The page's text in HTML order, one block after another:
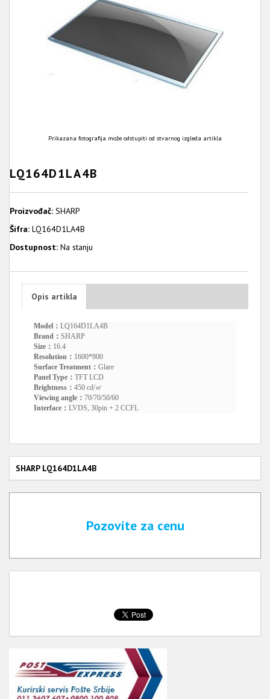
Prikazana fotografija može odstupiti od stvarnog izgleda artikla
LQ164D1LA4B
Proizvođač: SHARP
Šifra: LQ164D1LA4B
Dostupnost: Na stanju
Opis artikla
Model： LQ164D1LA4B
Brand： SHARP
Size： 16.4
Resolution： 1600*900
Surface Treatment： Glare
Panel Type： TFT LCD
Brightness： 450 cd/㎡
Viewing angle： 70/70/50/60
Interface： LVDS, 30pin + 2 CCFL
SHARP LQ164D1LA4B
Pozovite za cenu